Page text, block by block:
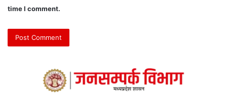
time I comment.